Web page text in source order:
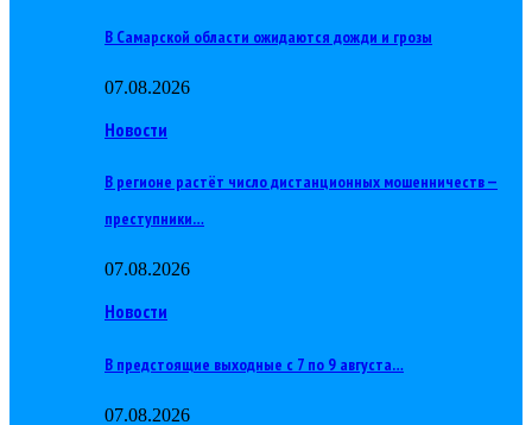
В Самарской области ожидаются дожди и грозы
07.08.2026
Новости
В регионе растёт число дистанционных мошенничеств —
преступники…
07.08.2026
Новости
В предстоящие выходные с 7 по 9 августа…
07.08.2026